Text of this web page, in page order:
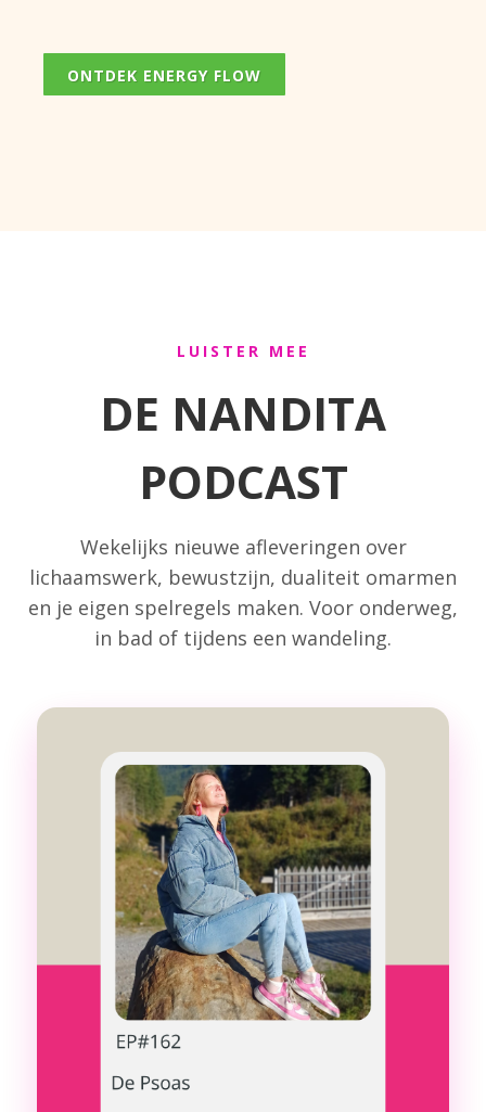
ONTDEK ENERGY FLOW
LUISTER MEE
DE NANDITA
PODCAST
Wekelijks nieuwe afleveringen over
lichaamswerk, bewustzijn, dualiteit omarmen
en je eigen spelregels maken. Voor onderweg,
in bad of tijdens een wandeling.